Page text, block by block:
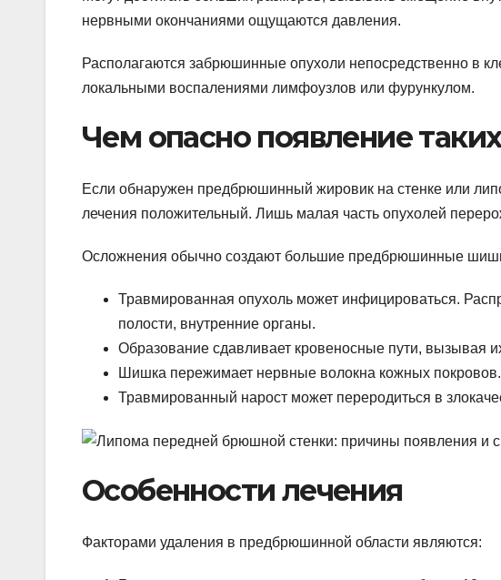
нервными окончаниями ощущаются давления.
Располагаются забрюшинные опухоли непосредственно в
локальными воспалениями лимфоузлов или фурункулом.
Чем опасно появление
Если обнаружен предбрюшинный жировик на стенке или
лечения положительный. Лишь малая часть опухолей
Осложнения обычно создают большие предбрюшинные
Травмированная опухоль может инфицироваться.
полости, внутренние органы.
Образование сдавливает кровеносные пути, вызывая
Шишка пережимает нервные волокна кожных покровов.
Травмированный нарост может переродиться в
Особенности лечения
Факторами удаления в предбрюшинной области являются: